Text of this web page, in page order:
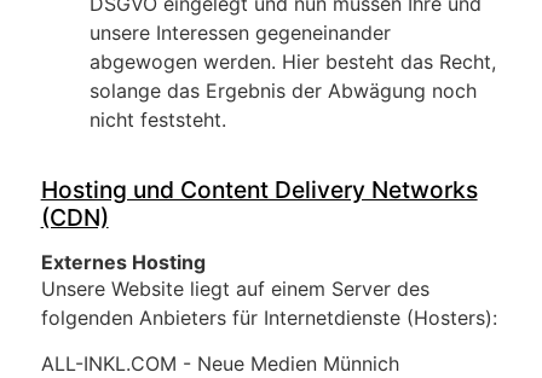
unsere Interessen gegeneinander
abgewogen werden. Hier besteht das Recht,
solange das Ergebnis der Abwägung noch
nicht feststeht.
Hosting und Content Delivery Networks
(CDN)
Externes Hosting
Unsere Website liegt auf einem Server des
folgenden Anbieters für Internetdienste (Hosters):
ALL-INKL.COM - Neue Medien Münnich